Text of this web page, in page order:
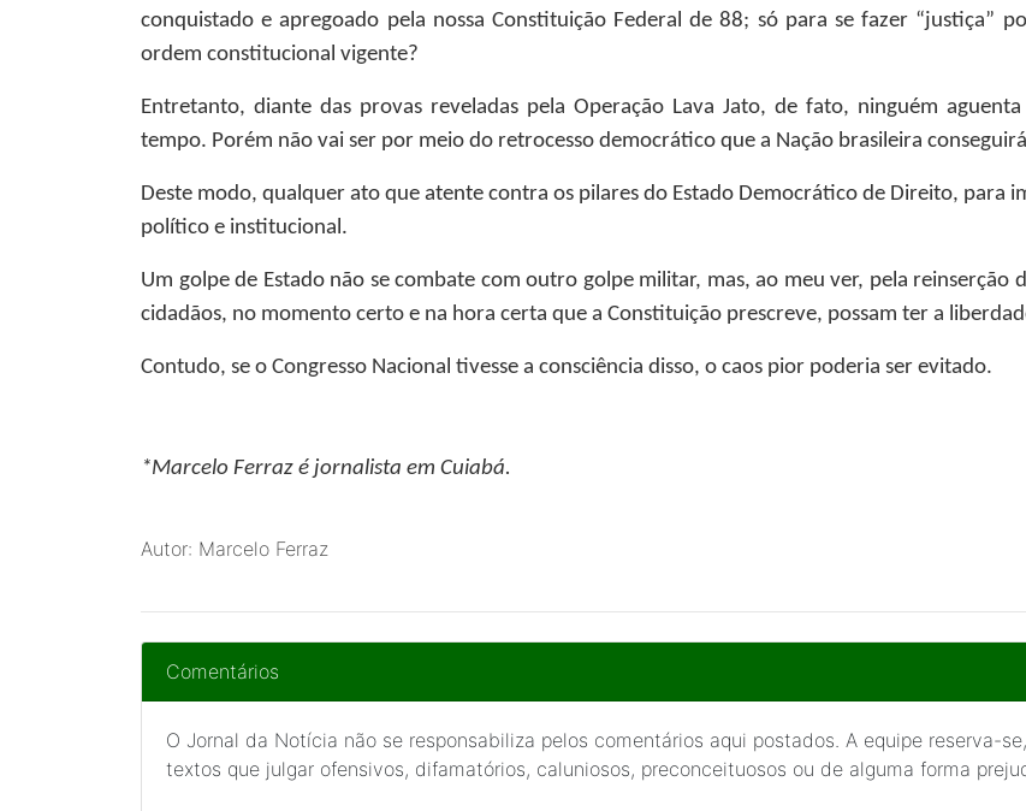
conquistado e apregoado pela nossa Constituição Federal de 88; só para se fazer “justiça”
ordem constitucional vigente?
Entretanto, diante das provas reveladas pela Operação Lava Jato, de fato, ninguém
tempo. Porém não vai ser por meio do retrocesso democrático que a Nação brasileira
Deste modo, qualquer ato que atente contra os pilares do Estado Democrático de Direito, para
político e institucional.
Um golpe de Estado não se combate com outro golpe militar, mas, ao meu ver, pela
cidadãos, no momento certo e na hora certa que a Constituição prescreve, possam ter a
Contudo, se o Congresso Nacional tivesse a consciência disso, o caos pior poderia ser evitado.
*Marcelo Ferraz é jornalista em Cuiabá.
Autor: Marcelo Ferraz
Comentários
O Jornal da Notícia não se responsabiliza pelos comentários aqui postados. A equipe reserva-
textos que julgar ofensivos, difamatórios, caluniosos, preconceituosos ou de alguma forma